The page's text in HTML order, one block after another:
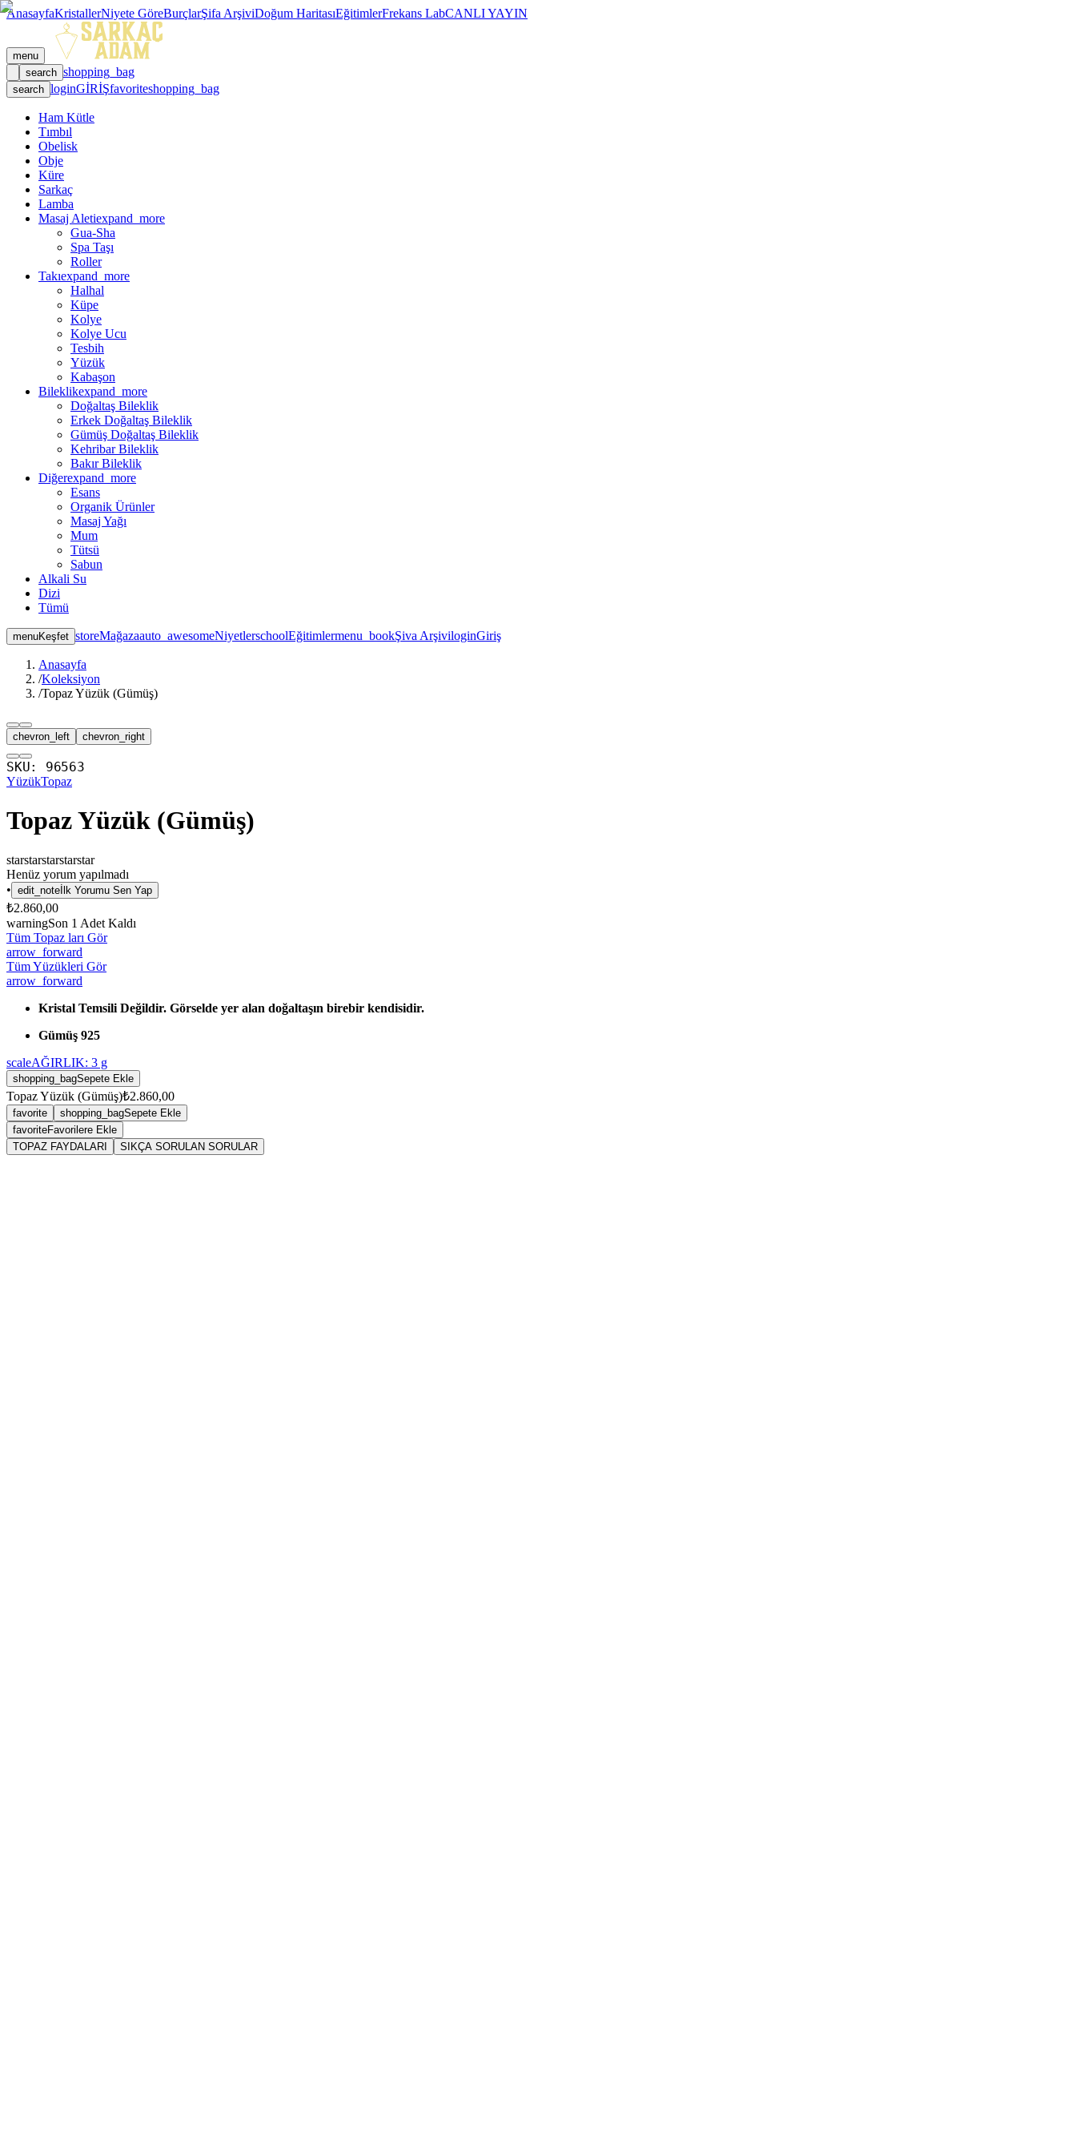
AnasayfaKristallerNiyete GöreBurçlarŞifa ArşiviDoğum HaritasıEğitimlerFrekans LabCANLI YAYIN
menu
search shopping_bag
search loginGİRİŞfavoriteshopping_bag
Ham Kütle
Tımbıl
Obelisk
Obje
Küre
Sarkaç
Lamba
Masaj Aletiexpand_more
Gua-Sha
Spa Taşı
Roller
Takıexpand_more
Halhal
Küpe
Kolye
Kolye Ucu
Tesbih
Yüzük
Kabaşon
Bileklikexpand_more
Doğaltaş Bileklik
Erkek Doğaltaş Bileklik
Gümüş Doğaltaş Bileklik
Kehribar Bileklik
Bakır Bileklik
Diğerexpand_more
Esans
Organik Ürünler
Masaj Yağı
Mum
Tütsü
Sabun
Alkali Su
Dizi
Tümü
menuKeşfet storeMağazaauto_awesomeNiyetlerschoolEğitimlermenu_bookŞiva ArşiviloginGiriş
Anasayfa
/Koleksiyon
/Topaz Yüzük (Gümüş)
chevron_left chevron_right
SKU: 96563
YüzükTopaz
Topaz Yüzük (Gümüş)
starstarstarstarstar
Henüz yorum yapılmadı
• edit_note İlk Yorumu Sen Yap
₺2.860,00
warningSon 1 Adet Kaldı
Tüm Topaz ları Gör
arrow_forward
Tüm Yüzükleri Gör
arrow_forward
Kristal Temsili Değildir. Görselde yer alan doğaltaşın birebir kendisidir.
Gümüş 925
scaleAĞIRLIK: 3 g
shopping_bagSepete Ekle
Topaz Yüzük (Gümüş)₺2.860,00
favorite shopping_bagSepete Ekle
favoriteFavorilere Ekle
TOPAZ FAYDALARI
SIKÇA SORULAN SORULAR